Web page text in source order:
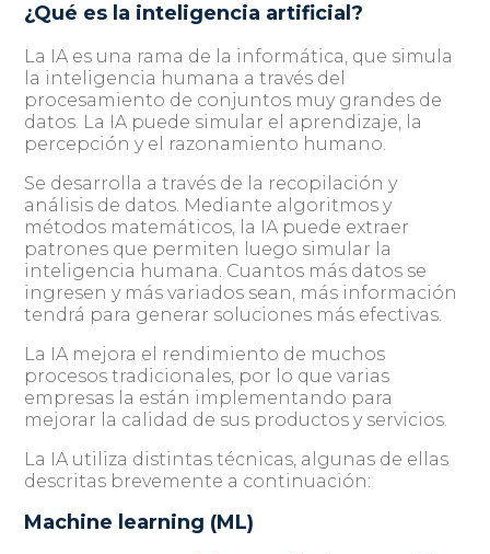
¿Qué es la inteligencia artificial?
La IA es una rama de la informática, que simula
la inteligencia humana a través del
procesamiento de conjuntos muy grandes de
datos. La IA puede simular el aprendizaje, la
percepción y el razonamiento humano.
Se desarrolla a través de la recopilación y
análisis de datos. Mediante algoritmos y
métodos matemáticos, la IA puede extraer
patrones que permiten luego simular la
inteligencia humana. Cuantos más datos se
ingresen y más variados sean, más información
tendrá para generar soluciones más efectivas.
La IA mejora el rendimiento de muchos
procesos tradicionales, por lo que varias
empresas la están implementando para
mejorar la calidad de sus productos y servicios.
La IA utiliza distintas técnicas, algunas de ellas
descritas brevemente a continuación:
Machine learning (ML)